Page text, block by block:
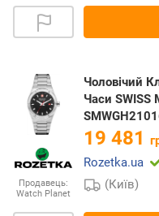
Продавець:
Watch Planet
Чоловічий
Часи SWISS
19 481
Rozetka.ua
(Київ)